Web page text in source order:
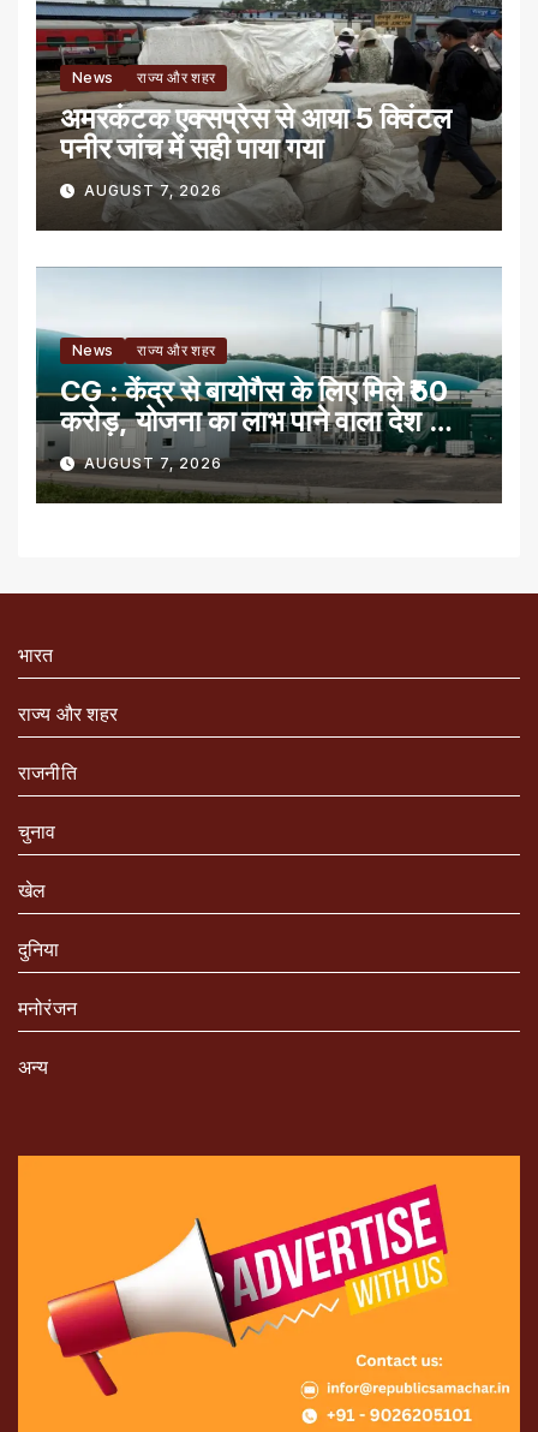
News राज्य और शहर
अमरकंटक एक्सप्रेस से आया 5 क्विंटल
पनीर जांच में सही पाया गया
AUGUST 7, 2026
News राज्य और शहर
CG : केंद्र से बायोगैस के लिए मिले ₹50
करोड़, योजना का लाभ पाने वाला देश का
पहला राज्य
AUGUST 7, 2026
भारत
राज्य और शहर
राजनीति
चुनाव
खेल
दुनिया
मनोरंजन
अन्य